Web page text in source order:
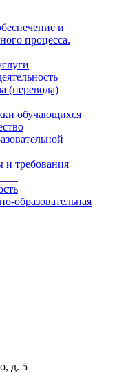
и
процесса.
(перевода)
обучающихся
и требования
образовательная
д. 5